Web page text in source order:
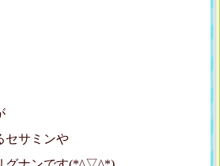
セサミンや